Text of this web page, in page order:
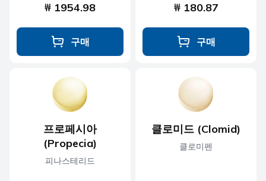
₩ 1954.98
구매
₩ 180.87
구매
프로페시아
(Propecia)
피나스테리드
클로미드 (Clomid)
클로미펜